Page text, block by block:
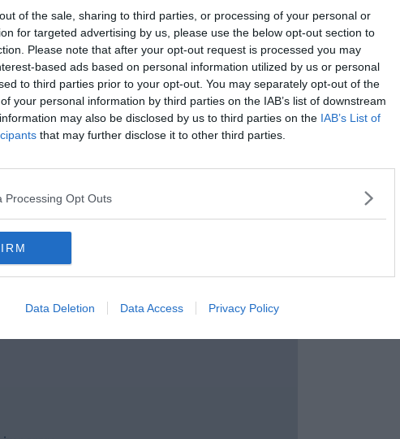
of the sale, sharing to third parties, or processing of your personal or
for targeted advertising by us, please use the below opt-out section to
Please note that after your opt-out request is processed you may
based ads based on personal information utilized by us or personal
to third parties prior to your opt-out. You may separately opt-out of the
your personal information by third parties on the IAB’s list of downstream
may also be disclosed by us to third parties on the IAB’s List of
that may further disclose it to other third parties.
Processing Opt Outs
Data Deletion Data Access Privacy Policy
Caruso